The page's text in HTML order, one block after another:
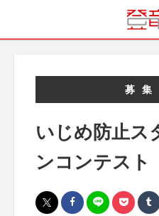
募集
いじめ防止ス
ンコンテスト